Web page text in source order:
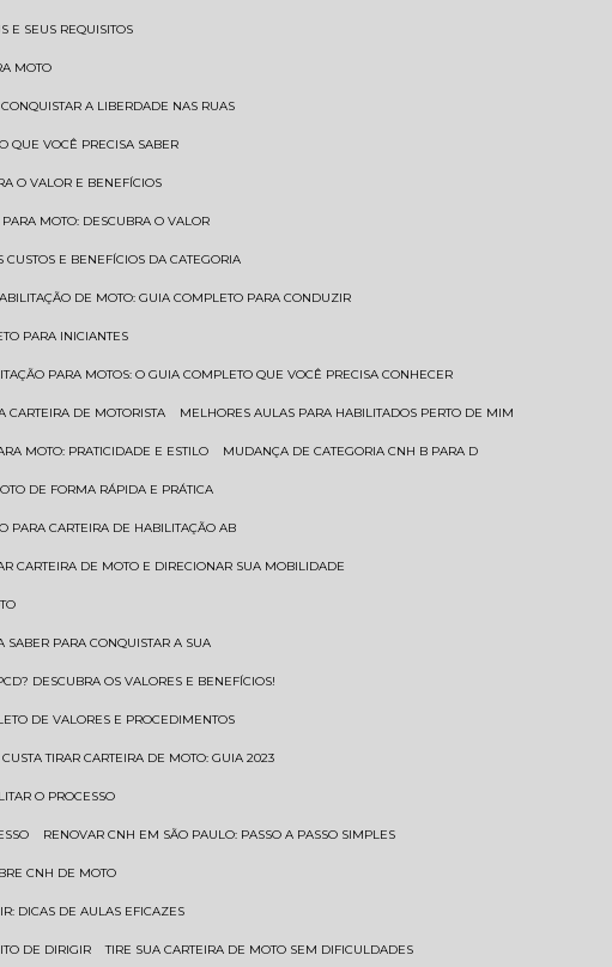
E SEUS REQUISITOS
MOTO
A LIBERDADE NAS RUAS
QUE VOCÊ PRECISA SABER
O VALOR E BENEFÍCIOS
PARA MOTO: DESCUBRA O VALOR
CUSTOS E BENEFÍCIOS DA CATEGORIA
HABILITAÇÃO DE MOTO: GUIA COMPLETO PARA CONDUZIR
PARA INICIANTES
PARA MOTOS: O GUIA COMPLETO QUE VOCÊ PRECISA CONHECER
CARTEIRA DE MOTORISTA MELHORES AULAS PARA HABILITADOS PERTO DE MIM
MOTO: PRATICIDADE E ESTILO MUDANÇA DE CATEGORIA CNH B PARA D
DE FORMA RÁPIDA E PRÁTICA
PARA CARTEIRA DE HABILITAÇÃO AB
CARTEIRA DE MOTO E DIRECIONAR SUA MOBILIDADE
SABER PARA CONQUISTAR A SUA
DESCUBRA OS VALORES E BENEFÍCIOS!
DE VALORES E PROCEDIMENTOS
CUSTA TIRAR CARTEIRA DE MOTO: GUIA 2023
O PROCESSO
RENOVAR CNH EM SÃO PAULO: PASSO A PASSO SIMPLES
CNH DE MOTO
DICAS DE AULAS EFICAZES
DE DIRIGIR TIRE SUA CARTEIRA DE MOTO SEM DIFICULDADES